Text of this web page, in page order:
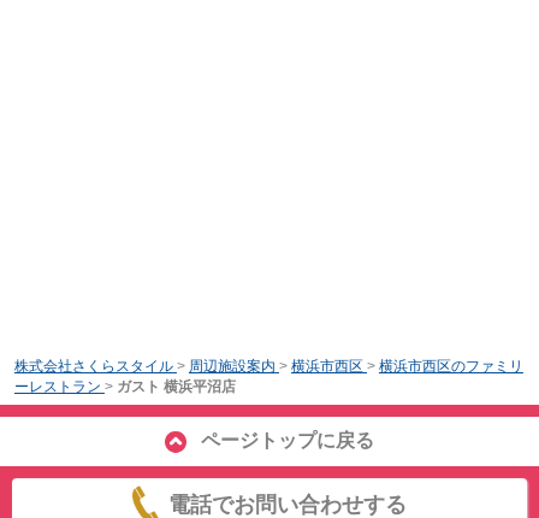
株式会社さくらスタイル > 周辺施設案内 > 横浜市西区 > 横浜市西区のファミリ
ーレストラン > ガスト 横浜平沼店
ページトップに戻る
電話でお問い合わせする